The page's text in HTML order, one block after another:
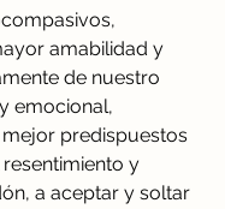
amabilidad y
de nuestro
emocional,
predispuestos
y
a aceptar y soltar